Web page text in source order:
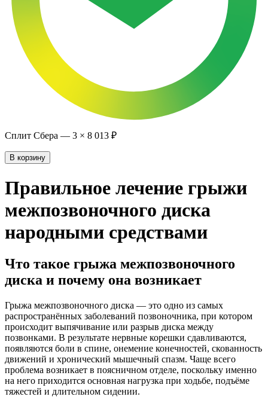
Сплит Сбера — 3 × 8 013 ₽
В корзину
Правильное лечение грыжи
межпозвоночного диска
народными средствами
Что такое грыжа межпозвоночного
диска и почему она возникает
Грыжа межпозвоночного диска — это одно из самых
распространённых заболеваний позвоночника, при котором
происходит выпячивание или разрыв диска между
позвонками. В результате нервные корешки сдавливаются,
появляются боли в спине, онемение конечностей, скованность
движений и хронический мышечный спазм. Чаще всего
проблема возникает в поясничном отделе, поскольку именно
на него приходится основная нагрузка при ходьбе, подъёме
тяжестей и длительном сидении.